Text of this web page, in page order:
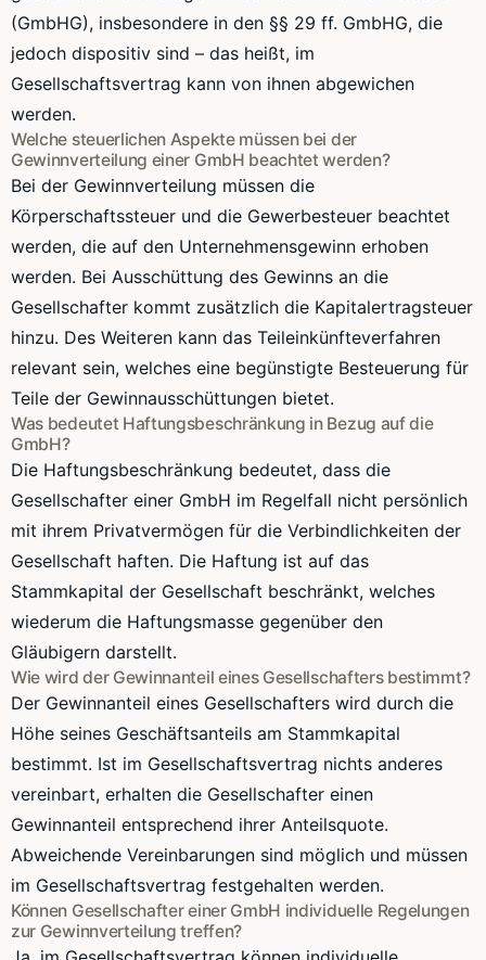
(GmbHG), insbesondere in den §§ 29 ff. GmbHG, die
jedoch dispositiv sind – das heißt, im
Gesellschaftsvertrag kann von ihnen abgewichen
werden.
Welche steuerlichen Aspekte müssen bei der
Gewinnverteilung einer GmbH beachtet werden?
Bei der Gewinnverteilung müssen die
Körperschaftssteuer und die Gewerbesteuer beachtet
werden, die auf den Unternehmensgewinn erhoben
werden. Bei Ausschüttung des Gewinns an die
Gesellschafter kommt zusätzlich die Kapitalertragsteuer
hinzu. Des Weiteren kann das Teileinkünfteverfahren
relevant sein, welches eine begünstigte Besteuerung für
Teile der Gewinnausschüttungen bietet.
Was bedeutet Haftungsbeschränkung in Bezug auf die
GmbH?
Die Haftungsbeschränkung bedeutet, dass die
Gesellschafter einer GmbH im Regelfall nicht persönlich
mit ihrem Privatvermögen für die Verbindlichkeiten der
Gesellschaft haften. Die Haftung ist auf das
Stammkapital der Gesellschaft beschränkt, welches
wiederum die Haftungsmasse gegenüber den
Gläubigern darstellt.
Wie wird der Gewinnanteil eines Gesellschafters bestimmt?
Der Gewinnanteil eines Gesellschafters wird durch die
Höhe seines Geschäftsanteils am Stammkapital
bestimmt. Ist im Gesellschaftsvertrag nichts anderes
vereinbart, erhalten die Gesellschafter einen
Gewinnanteil entsprechend ihrer Anteilsquote.
Abweichende Vereinbarungen sind möglich und müssen
im Gesellschaftsvertrag festgehalten werden.
Können Gesellschafter einer GmbH individuelle Regelungen
zur Gewinnverteilung treffen?